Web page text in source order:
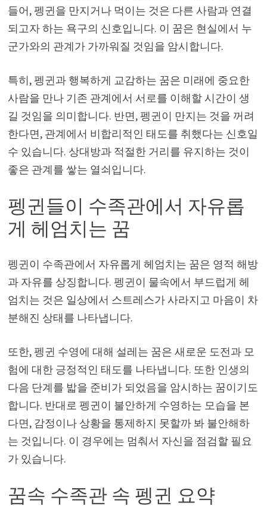
들어, 펭귄을 만지거나 먹이는 것은 다른 사람과 연결
되고자 하는 욕구의 신호입니다. 이 꿈은 현실에서 누
군가와의 관계가 가까워질 것임을 암시합니다.
특히, 펭귄과 행복하게 교감하는 꿈은 미래에 중요한
사람을 만나 기존 관계에서 서로를 이해할 시간이 생
길 것임을 의미합니다. 반면, 펭귄이 만지는 것을 꺼려
한다면, 관계에서 비합리적인 태도를 취했다는 신호일
수 있습니다. 상대방과 적절한 거리를 유지하는 것이
좋은 관계를 쌓는 열쇠입니다.
펭귄들이 수족관에서 자유롭
게 헤엄치는 꿈
펭귄이 수족관에서 자유롭게 헤엄치는 꿈은 영적 해방
과 자유를 상징합니다. 펭귄이 물속에서 부드럽게 헤
엄치는 것은 일상에서 스트레스가 사라지고 마음이 차
분해진 상태를 나타냅니다.
또한, 펭귄 수영에 대해 설레는 꿈은 새로운 도전과 모
험에 대한 긍정적인 태도를 나타냅니다. 또한 인생의
다음 단계를 밟을 준비가 되었음을 암시하는 꿈이기도
합니다. 반대로 펭귄이 불안하게 수영하는 모습을 본
다면, 감정이나 상황을 통제하지 못할까 봐 불안해하
는 것입니다. 이 경우에는 멈춰서 자신을 점검할 필요
가 있습니다.
꿈속 수족관 속 펭귄 요약